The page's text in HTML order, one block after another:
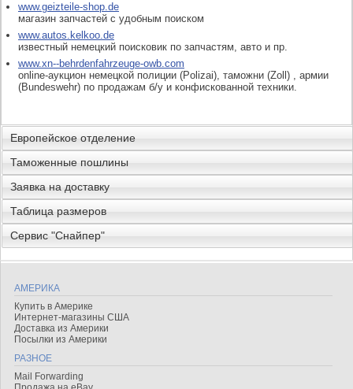
www.geizteile-shop.de
магазин запчастей с удобным поиском
www.autos.kelkoo.de
известный немецкий поисковик по запчастям, авто и пр.
www.xn--behrdenfahrzeuge-owb.com
online-аукцион немецкой полиции (Polizai), таможни (Zoll) , армии
(Bundeswehr) по продажам б/у и конфискованной техники.
Европейское отделение
Таможенные пошлины
Заявка на доставку
Таблица размеров
Сервис "Снайпер"
АМЕРИКА
Купить в Америке
Интернет-магазины США
Доставка из Америки
Посылки из Америки
РАЗНОЕ
Mail Forwarding